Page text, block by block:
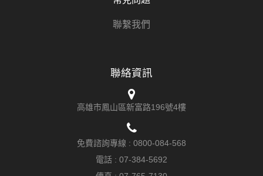
聯繫我們
聯絡資訊
高雄市鳳山區新富路196號4樓
免費諮詢專線 : 0800-084-568
電話 : 07-384-5692